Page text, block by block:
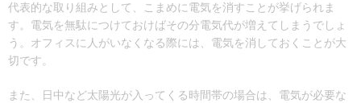
代表的な取り組みとして、こまめに電気を消すことが挙げられま
す。電気を無駄につけておけばその分電気代が増えてしまうでしょ
う。オフィスに人がいなくなる際には、電気を消しておくことが大
切です。
また、日中など太陽光が入ってくる時間帯の場合は、電気が必要な